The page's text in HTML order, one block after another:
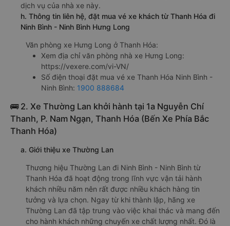
dịch vụ của nhà xe này.
h. Thông tin liên hệ, đặt mua vé xe khách từ Thanh Hóa đi
Ninh Bình - Ninh Bình Hưng Long
Văn phòng xe Hưng Long ở Thanh Hóa:
Xem địa chỉ văn phòng nhà xe Hưng Long:
https://vexere.com/vi-VN/
Số điện thoại đặt mua vé xe Thanh Hóa Ninh Bình -
Ninh Bình: 1900 888684
🚌 2. Xe Thường Lan khởi hành tại 1a Nguyễn Chí
Thanh, P. Nam Ngạn, Thanh Hóa (Bến Xe Phía Bắc
Thanh Hóa)
a. Giới thiệu xe Thường Lan
Thương hiệu Thường Lan đi Ninh Bình - Ninh Bình từ
Thanh Hóa đã hoạt động trong lĩnh vực vận tải hành
khách nhiều năm nên rất được nhiều khách hàng tin
tưởng và lựa chọn. Ngay từ khi thành lập, hãng xe
Thường Lan đã tập trung vào việc khai thác và mang đến
cho hành khách những chuyến xe chất lượng nhất. Đó là